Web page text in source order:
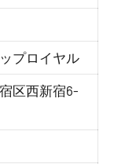
プロイヤル
区西新宿6-